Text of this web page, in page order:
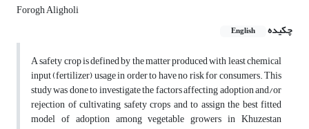
Forogh Aligholi
چکیده
English
A safety crop is defined by the matter produced with least chemical
input (fertilizer) usage in order to have no risk for consumers. This
study was done to investigate the factors affecting adoption and/or
rejection of cultivating safety crops and to assign the best fitted
model of adoption among vegetable growers in Khuzestan